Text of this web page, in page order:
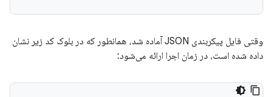
وقتی فایل پیکربندی JSON آماده شد، همانطور که در بلوک کد زیر نشان
داده شده است، در زمان اجرا ارائه می‌شود: